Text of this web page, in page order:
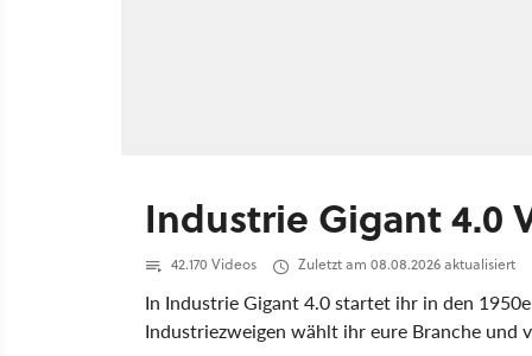
Industrie Gigant 4.0
42.170 Videos Zuletzt am 08.08.2026 aktualisiert
In Industrie Gigant 4.0 startet ihr in den
Industriezweigen wählt ihr eure Branche und